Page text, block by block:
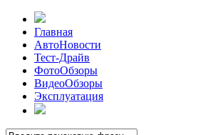
Главная
АвтоНовости
Тест-Драйв
ФотоОбзоры
ВидеоОбзоры
Эксплуатация